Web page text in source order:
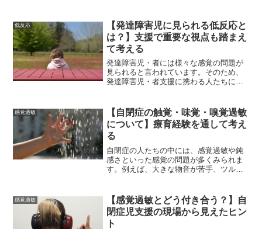
えば、子どもの鳴き声や工事音には耳を
ふさぐなどの過敏さ（聴覚...
低反応
【発達障害児に見られる低反応と
は？】支援で重要な視点も踏まえ
て考える
発達障害児・者には様々な感覚の問題が
見られると言われています。そのため、
発達障害児・者支援に携わる人たちにと
も、〝感覚過敏″が目立つ一方で、〝感覚
鈍麻（低反応）″も見落と...
感覚過敏
【自閉症の触覚・味覚・嗅覚過敏
について】療育経験を通して考え
る
自閉症の人たちの中には、感覚過敏や鈍
感さといった感覚の問題が多くみられま
す。例えば、大きな物音が苦手、ツルツ
ます。もちろん、感覚の苦手さは誰にと
ってもあるかと思います...
感覚過敏
【感覚過敏とどう付き合う？】自
閉症児支援の現場から見えたヒン
ト